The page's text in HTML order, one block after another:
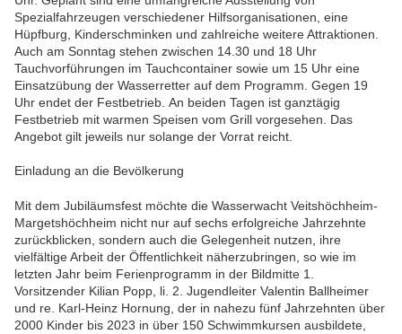
Spezialfahrzeugen verschiedener Hilfsorganisationen, eine
Hüpfburg, Kinderschminken und zahlreiche weitere Attraktionen.
Auch am Sonntag stehen zwischen 14.30 und 18 Uhr
Tauchvorführungen im Tauchcontainer sowie um 15 Uhr eine
Einsatzübung der Wasserretter auf dem Programm. Gegen 19
Uhr endet der Festbetrieb. An beiden Tagen ist ganztägig
Festbetrieb mit warmen Speisen vom Grill vorgesehen. Das
Angebot gilt jeweils nur solange der Vorrat reicht.
Einladung an die Bevölkerung
Mit dem Jubiläumsfest möchte die Wasserwacht Veitshöchheim-
Margetshöchheim nicht nur auf sechs erfolgreiche Jahrzehnte
zurückblicken, sondern auch die Gelegenheit nutzen, ihre
vielfältige Arbeit der Öffentlichkeit näherzubringen, so wie im
letzten Jahr beim Ferienprogramm in der Bildmitte 1.
Vorsitzender Kilian Popp, li. 2. Jugendleiter Valentin Ballheimer
und re. Karl-Heinz Hornung, der in nahezu fünf Jahrzehnten über
2000 Kinder bis 2023 in über 150 Schwimmkursen ausbildete,